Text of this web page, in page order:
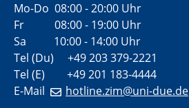
Mo-Do 08:00 - 20:00 Uhr
Fr 08:00 - 19:00 Uhr
Sa 10:00 - 14:00 Uhr
Tel (Du) +49 203 379-2221
Tel (E) +49 201 183-4444
E-Mail
hotline.zim@uni-due.de